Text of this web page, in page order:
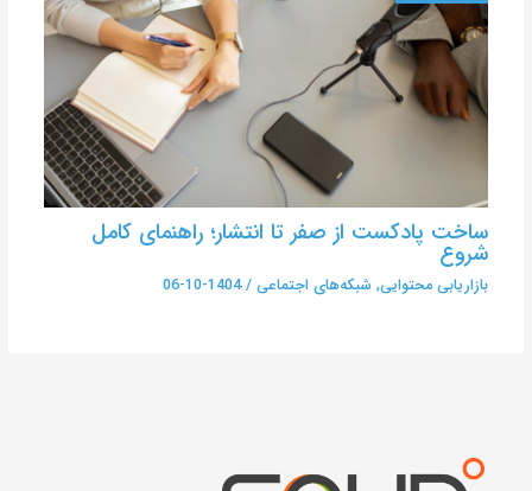
ساخت پادکست از صفر تا انتشار؛ راهنمای کامل
شروع
بازاریابی محتوایی, شبکه‌های اجتماعی/
1404-10-06